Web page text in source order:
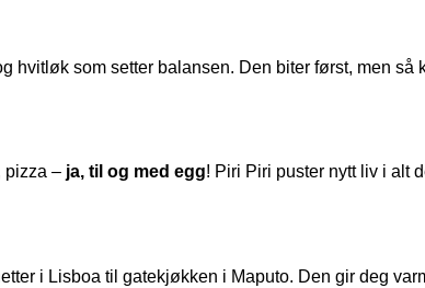
hvitløk som setter balansen. Den biter først, men
pizza – ja, til og med egg! Piri Piri puster nytt liv i alt
i Lisboa til gatekjøkken i Maputo. Den gir deg